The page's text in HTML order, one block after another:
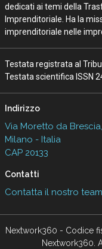
dedicati ai temi della
Imprenditoriale. Ha la
imprenditoriale nelle
Testata registrata al
Testata scientifica ISSN
Indirizzo
Via Moretto da
Milano - Italia
CAP 20133
Contatti
Contatta il nostro
Nextwork360 - Codice
Nextwork360.